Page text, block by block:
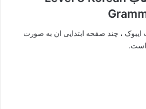
ایبوک ، چند صفحه ابتدایی ان به صورت
است.